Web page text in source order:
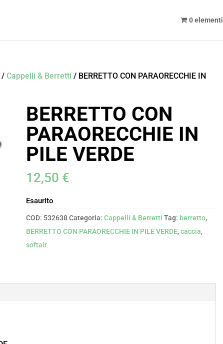
0 elementi
/Cappelli & Berretti / BERRETTO CON PARAORECCHIE IN
BERRETTO CON
PARAORECCHIE IN
PILE VERDE
12,50 €
Esaurito
COD: 532638Categoria:Cappelli & Berretti Tag: berretto,
BERRETTO CON PARAORECCHIE IN PILE VERDE,caccia,
softair